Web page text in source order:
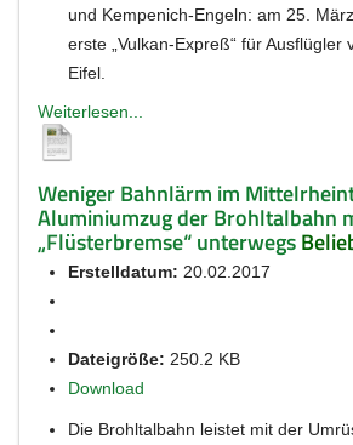
und Kempenich-Engeln: am 25.
erste „Vulkan-Expreß“ für Ausflügler
Eifel.
Weiterlesen...
Weniger Bahnlärm im
Aluminiumzug der Brohltalbahn
„Flüsterbremse“ unterwegs
Erstelldatum: 20.02.2017
Dateigröße: 250.2 KB
Download
Die Brohltalbahn leistet mit der